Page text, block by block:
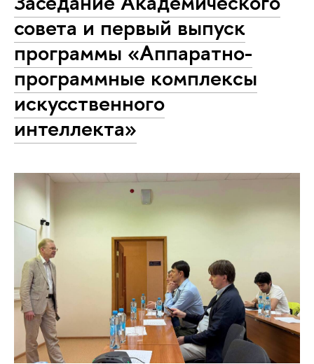
совета и первый выпуск
программы «Аппаратно-
программные комплексы
искусственного
интеллекта»